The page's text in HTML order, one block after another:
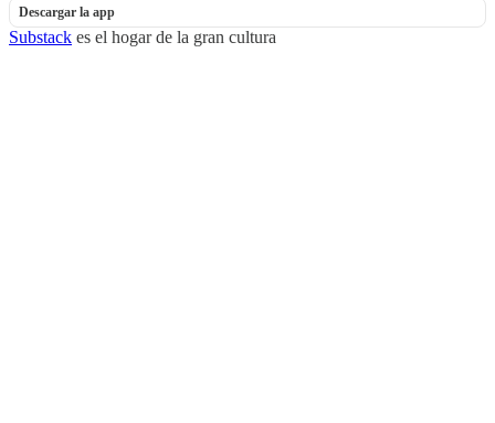
Descargar la app
Substack es el hogar de la gran cultura